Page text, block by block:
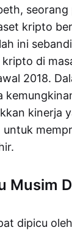
kripto
ini
di
2018.
kinerja
Musim
dipicu